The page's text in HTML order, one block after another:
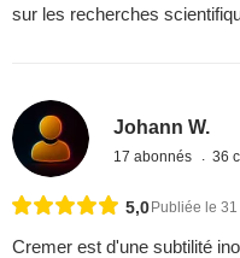
sur les recherches
Johann W.
17 abonnés 36
5,0Publiée le
Cremer est d'une subtilité